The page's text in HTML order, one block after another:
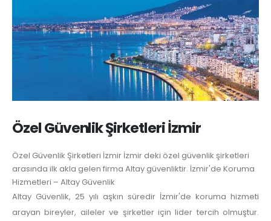
Özel Güvenlik Şirketleri İzmir
Özel Güvenlik Şirketleri İzmir İzmir deki özel güvenlik şirketleri
arasında ilk akla gelen firma Altay güvenliktir. İzmir'de Koruma
Hizmetleri – Altay Güvenlik
Altay Güvenlik, 25 yılı aşkın süredir İzmir'de koruma hizmeti
arayan bireyler, aileler ve şirketler için lider tercih olmuştur.